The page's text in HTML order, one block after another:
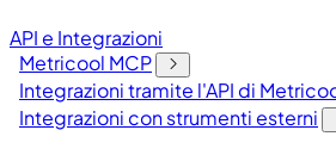
API e Integrazioni
Metricool MCP
Integrazioni tramite l'API di
Integrazioni con strumenti esterni